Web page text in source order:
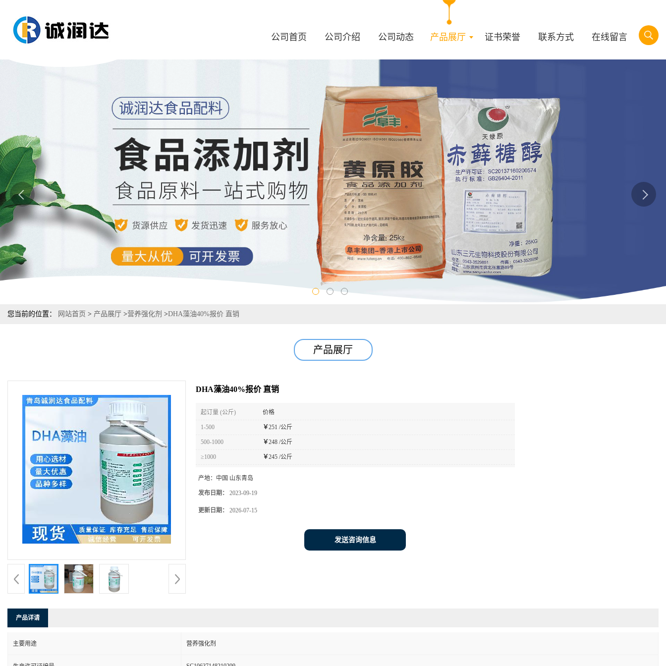
公司首页 公司介绍 公司动态 产品展厅 证书荣誉 联系方式 在线留言
您当前的位置： 网站首页 > 产品展厅 >营养强化剂 >DHA藻油40%报价 直销
产品展厅
DHA藻油40%报价 直销
起订量 (公斤) 价格
1-500 ￥251 /公斤
500-1000 ￥248 /公斤
≥1000 ￥245 /公斤
产地： 中国 山东青岛
发布日期： 2023-09-19
更新日期： 2026-07-15
发送咨询信息
产品详请
主要用途 营养强化剂